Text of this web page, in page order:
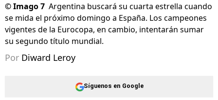
©Imago 7 Argentina buscará su cuarta estrella cuando
se mida el próximo domingo a España. Los campeones
vigentes de la Eurocopa, en cambio, intentarán sumar
su segundo título mundial.
Por Diward Leroy
Síguenos en Google